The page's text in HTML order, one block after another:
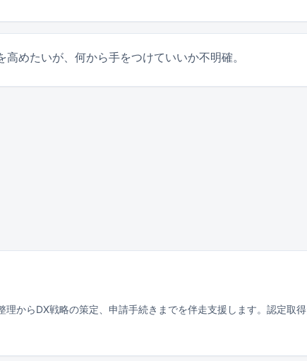
めたいが、何から手をつけていいか不明確。
からDX戦略の策定、申請手続きまでを伴走支援します。認定取